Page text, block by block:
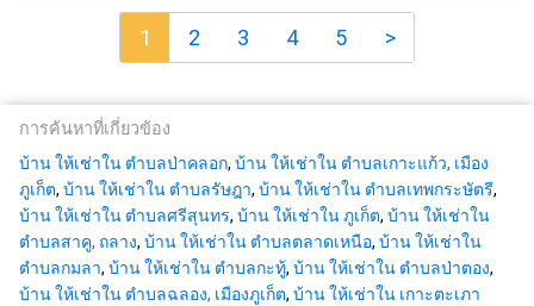
1 2 3 4 5 >
การค้นหาที่เกี่ยวข้อง
บ้าน ให้เช่าใน ตำบลป่าคลอก, บ้าน ให้เช่าใน ตำบลเกาะแก้ว, เมือง
ภูเก็ต, บ้าน ให้เช่าใน ตำบลรัษฎา, บ้าน ให้เช่าใน ตำบลเทพกระษัตรี,
บ้าน ให้เช่าใน ตำบลศรีสุนทร, บ้าน ให้เช่าใน ภูเก็ต, บ้าน ให้เช่าใน
ตำบลสาคู, ถลาง, บ้าน ให้เช่าใน ตำบลตลาดเหนือ, บ้าน ให้เช่าใน
ตำบลกมลา, บ้าน ให้เช่าใน ตำบลกะทู้, บ้าน ให้เช่าใน ตำบลป่าตอง,
บ้าน ให้เช่าใน ตำบลฉลอง, เมืองภูเก็ต, บ้าน ให้เช่าใน เกาะตะเภา